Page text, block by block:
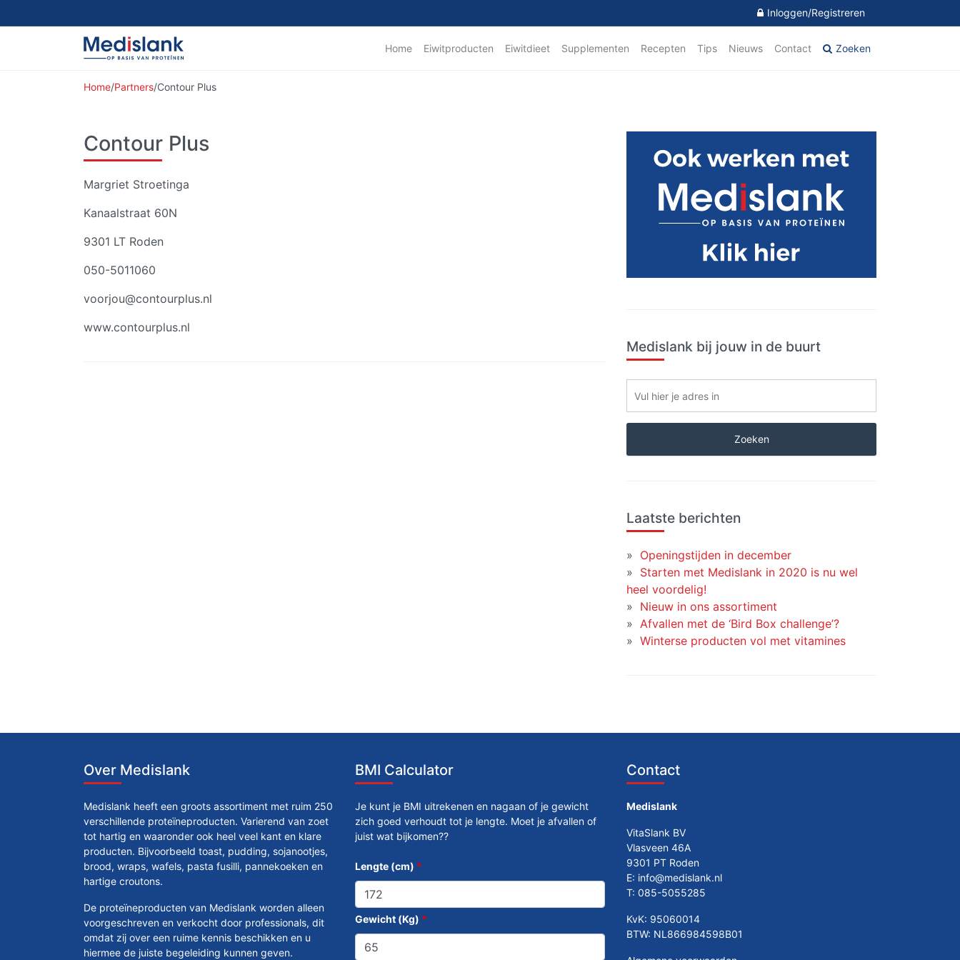
Inloggen/Registreren
Home Eiwitproducten Eiwitdieet Supplementen Recepten Tips Nieuws Contact Zoeken
Home/Partners/Contour Plus
Contour Plus
Margriet Stroetinga
Kanaalstraat 60N
9301 LT Roden
050-5011060
voorjou@contourplus.nl
www.contourplus.nl
Sidebar
Medislank bij jouw in de buurt
Laatste berichten
Openingstijden in december
Starten met Medislank in 2020 is nu wel
heel voordelig!
Nieuw in ons assortiment
Afvallen met de ‘Bird Box challenge’?
Winterse producten vol met vitamines
Over Medislank
Medislank heeft een groots assortiment met ruim 250
verschillende proteïneproducten. Varierend van zoet
tot hartig en waaronder ook heel veel kant en klare
producten. Bijvoorbeeld toast, pudding, sojanootjes,
brood, wraps, wafels, pasta fusilli, pannekoeken en
hartige croutons.
De proteïneproducten van Medislank worden alleen
voorgeschreven en verkocht door professionals, dit
omdat zij over een ruime kennis beschikken en u
hiermee de juiste begeleiding kunnen geven.
BMI Calculator
Je kunt je BMI uitrekenen en nagaan of je gewicht
zich goed verhoudt tot je lengte. Moet je afvallen of
juist wat bijkomen??
Lengte (cm) *
Gewicht (Kg) *
Contact
Medislank
VitaSlank BV
Vlasveen 46A
9301 PT Roden
E: info@medislank.nl
T: 085-5055285
KvK: 95060014
BTW: NL866984598B01